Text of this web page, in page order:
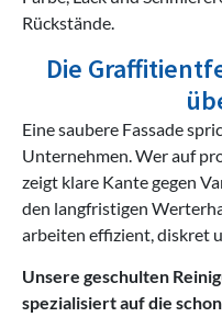
Rückstände.
Die
Eine saubere Fassade
Unternehmen. Wer auf
zeigt klare Kante gegen
den langfristigen
arbeiten effizient, diskret
Unsere geschulten
spezialisiert auf die